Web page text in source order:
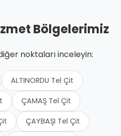
Bölgelerimiz
noktaları inceleyin:
ALTINORDU Tel Çit
ÇAMAŞ Tel Çit
ÇAYBAŞI Tel Çit